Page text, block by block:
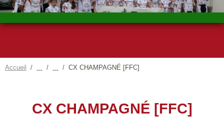
Accueil CX CHAMPAGNÉ [FFC]
CX CHAMPAGNÉ [FFC]